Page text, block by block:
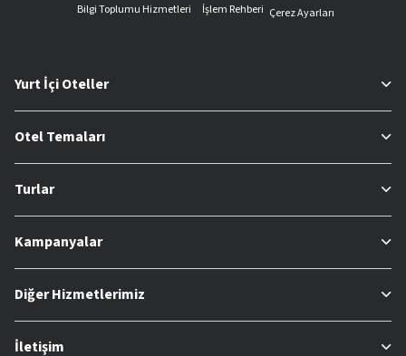
Bilgi Toplumu Hizmetleri
İşlem Rehberi Çerez Ayarları
Yurt İçi Oteller
Otel Temaları
Turlar
Kampanyalar
Diğer Hizmetlerimiz
İletişim